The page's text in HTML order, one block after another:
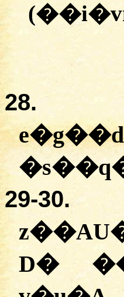
(�
28.
�
29-30.
D� �